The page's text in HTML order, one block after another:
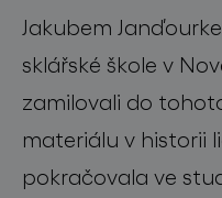
Jakubem
sklářské škole v
zamilovali do
materiálu v historii
pokračovala ve